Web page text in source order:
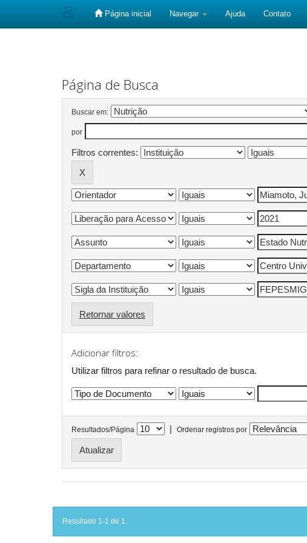
Página inicial Navegar Ajuda Contato
Página de Busca
Buscar em:
por
Filtros correntes:
Retornar valores
Adicionar filtros:
Utilizar filtros para refinar o resultado de busca.
Resultados/Página | Ordenar registros por
Resultado 1-1 de 1.